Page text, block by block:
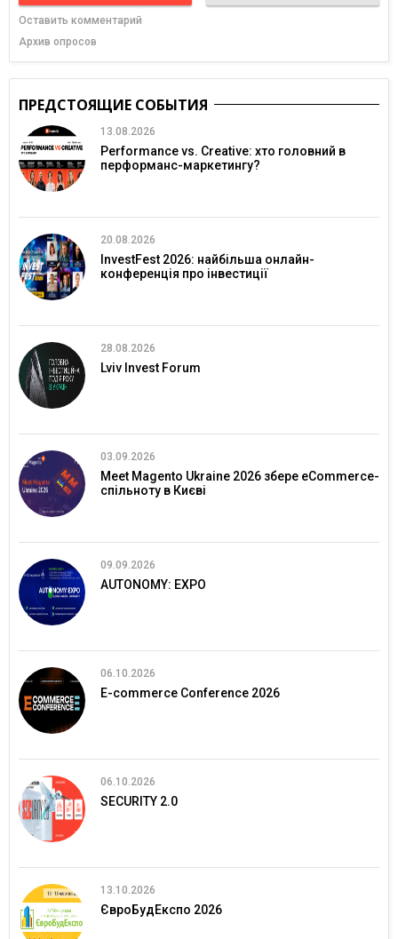
Оставить комментарий
Архив опросов
ПРЕДСТОЯЩИЕ СОБЫТИЯ
13.08.2026
Performance vs. Creative: хто головний в
перформанс-маркетингу?
20.08.2026
InvestFest 2026: найбільша онлайн-
конференція про інвестиції
28.08.2026
Lviv Invest Forum
03.09.2026
Meet Magento Ukraine 2026 збере eCommerce-
спільноту в Києві
09.09.2026
AUTONOMY: EXPO
06.10.2026
E-commerce Conference 2026
06.10.2026
SECURITY 2.0
13.10.2026
ЄвроБудЕкспо 2026